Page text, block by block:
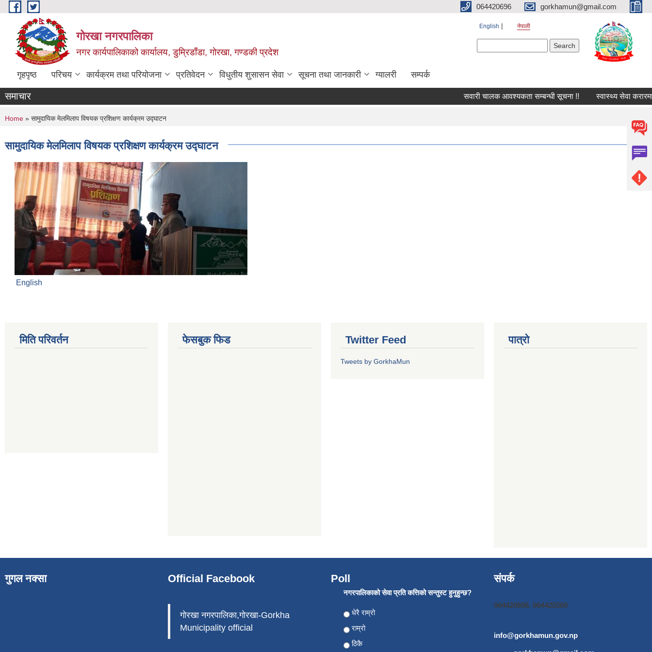
Skip to main content 064420696 gorkhamun@gmail.com
गोरखा नगरपालिका
नगर कार्यपालिकाको कार्यालय, डुम्रिडाँडा, गोरखा, गण्डकी प्रदेश
English नेपाली
गृहपृष्ठ परिचय कार्यक्रम तथा परियोजना प्रतिवेदन विधुतीय शुसासन सेवा सूचना तथा जानकारी ग्यालरी सम्पर्क
समाचार सवारी चालक आवश्यकता सम्बन्धी सूचना !! स्वास्थ्य सेवा
You are here
Home » सामुदायिक मेलमिलाप विषयक प्रशिक्षण कार्यक्रम उद्घाटन
सामुदायिक मेलमिलाप विषयक प्रशिक्षण कार्यक्रम उद्घाटन
English
मिति परिवर्तन फेसबुक फिड Twitter Feed
Tweets by GorkhaMun
पात्रो
गुगल नक्सा Official Facebook
गोरखा नगरपालिका,गोरखा-Gorkha
Municipality official
Poll
नगरपालिकाको सेवा प्रति कत्तिको सन्तुस्ट हुनुहुन्छ?
Choices
धेरै राम्रो
राम्रो
ठिकै
संपर्क
064420696, 064420269
info@gorkhamun.gov.np,